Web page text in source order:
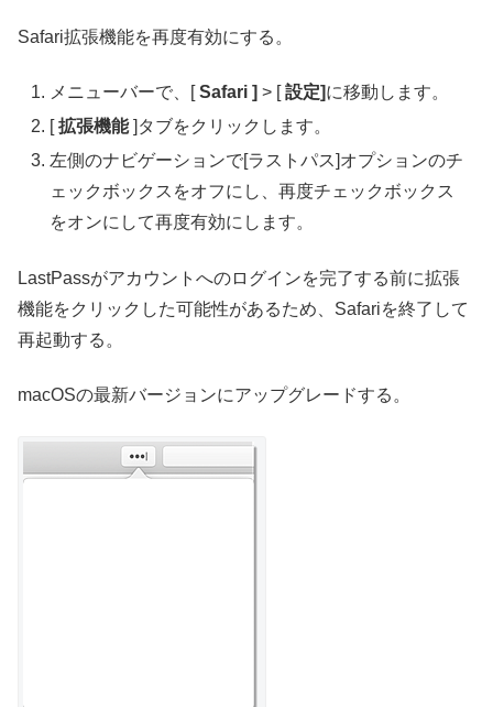
Safari拡張機能を再度有効にする。
メニューバーで、[Safari ] > [設定]に移動します。
[拡張機能]タブをクリックします。
左側のナビゲーションで[ラストパス]オプションのチ
ェックボックスをオフにし、再度チェックボックス
をオンにして再度有効にします。
LastPassがアカウントへのログインを完了する前に拡張
機能をクリックした可能性があるため、Safariを終了して
再起動する。
macOSの最新バージョンにアップグレードする。